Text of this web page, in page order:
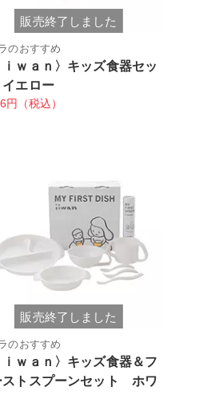
販売終了しました
のおすすめ
ｉｗａｎ〉キッズ食器セッ
エロー
円（税込）
販売終了しました
のおすすめ
ｉｗａｎ〉キッズ食器＆フ
ストスプーンセット ホワ